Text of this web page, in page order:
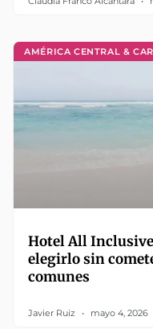
AMÉRICA CENTRAL &
Hotel All
elegirlo sin
comunes
Javier Ruiz mayo 4, 2026